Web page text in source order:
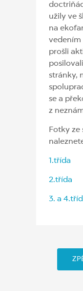
užily ve
na
vedením
prošli
stránky,
se a
z
Fotky
1.třída
2.třída
3. a